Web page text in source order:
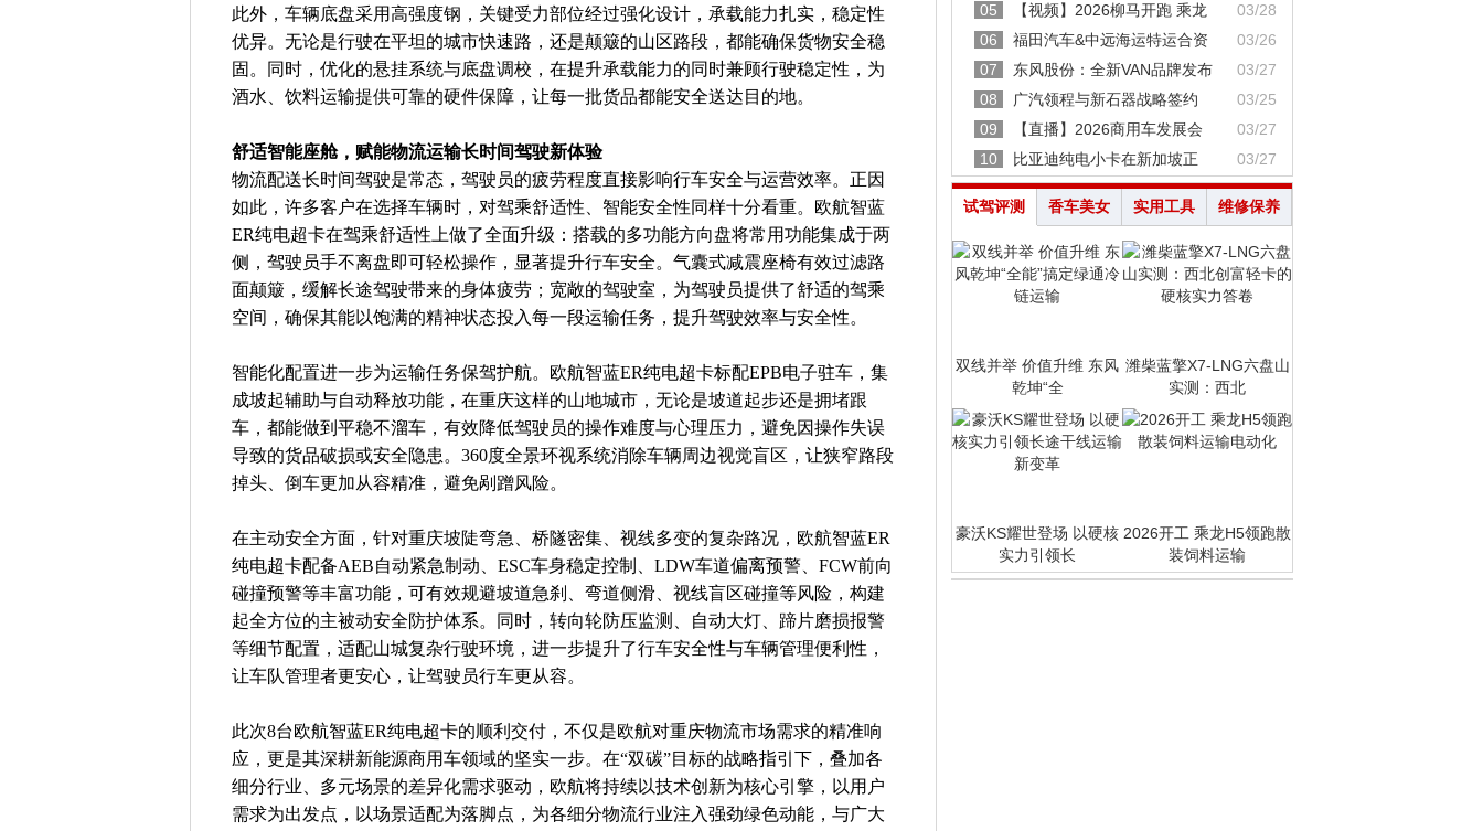
此外，车辆底盘采用高强度钢，关键受力部位经过强化设计，承载能力扎实，稳定性
优异。无论是行驶在平坦的城市快速路，还是颠簸的山区路段，都能确保货物安全稳
固。同时，优化的悬挂系统与底盘调校，在提升承载能力的同时兼顾行驶稳定性，为
酒水、饮料运输提供可靠的硬件保障，让每一批货品都能安全送达目的地。
舒适智能座舱，赋能物流运输长时间驾驶新体验
物流配送长时间驾驶是常态，驾驶员的疲劳程度直接影响行车安全与运营效率。正因
如此，许多客户在选择车辆时，对驾乘舒适性、智能安全性同样十分看重。欧航智蓝
ER纯电超卡在驾乘舒适性上做了全面升级：搭载的多功能方向盘将常用功能集成于两
侧，驾驶员手不离盘即可轻松操作，显著提升行车安全。气囊式减震座椅有效过滤路
面颠簸，缓解长途驾驶带来的身体疲劳；宽敞的驾驶室，为驾驶员提供了舒适的驾乘
空间，确保其能以饱满的精神状态投入每一段运输任务，提升驾驶效率与安全性。
智能化配置进一步为运输任务保驾护航。欧航智蓝ER纯电超卡标配EPB电子驻车，集
成坡起辅助与自动释放功能，在重庆这样的山地城市，无论是坡道起步还是拥堵跟
车，都能做到平稳不溜车，有效降低驾驶员的操作难度与心理压力，避免因操作失误
导致的货品破损或安全隐患。360度全景环视系统消除车辆周边视觉盲区，让狭窄路段
掉头、倒车更加从容精准，避免剐蹭风险。
在主动安全方面，针对重庆坡陡弯急、桥隧密集、视线多变的复杂路况，欧航智蓝ER
纯电超卡配备AEB自动紧急制动、ESC车身稳定控制、LDW车道偏离预警、FCW前向
碰撞预警等丰富功能，可有效规避坡道急刹、弯道侧滑、视线盲区碰撞等风险，构建
起全方位的主被动安全防护体系。同时，转向轮防压监测、自动大灯、蹄片磨损报警
等细节配置，适配山城复杂行驶环境，进一步提升了行车安全性与车辆管理便利性，
让车队管理者更安心，让驾驶员行车更从容。
此次8台欧航智蓝ER纯电超卡的顺利交付，不仅是欧航对重庆物流市场需求的精准响
应，更是其深耕新能源商用车领域的坚实一步。在“双碳”目标的战略指引下，叠加各
细分行业、多元场景的差异化需求驱动，欧航将持续以技术创新为核心引擎，以用户
需求为出发点，以场景适配为落脚点，为各细分物流行业注入强劲绿色动能，与广大
05
【视频】2026柳马开跑 乘龙
03/28
06
福田汽车&中远海运特运合资
03/26
07
东风股份：全新VAN品牌发布
03/27
08
广汽领程与新石器战略签约
03/25
09
【直播】2026商用车发展会
03/27
10
比亚迪纯电小卡在新加坡正 03/27
试驾评测 香车美女 实用工具 维修保养
双线并举 价值升维 东风
乾坤“全
潍柴蓝擎X7-LNG六盘山
实测：西北
豪沃KS耀世登场 以硬核
实力引领长
2026开工 乘龙H5领跑散
装饲料运输